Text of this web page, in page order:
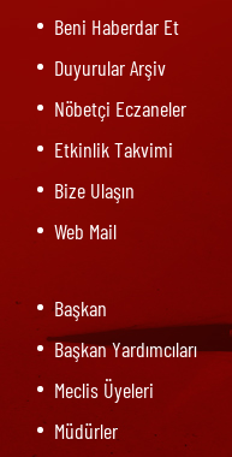
Beni Haberdar Et
Duyurular Arşiv
Nöbetçi Eczaneler
Etkinlik Takvimi
Bize Ulaşın
Web Mail
Başkan
Başkan Yardımcıları
Meclis Üyeleri
Müdürler